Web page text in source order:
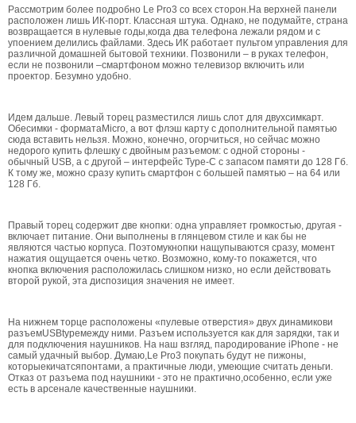
Рассмотрим более подробно Le Pro3 со всех сторон.На верхней панели
расположен лишь ИК-порт. Классная штука. Однако, не подумайте, страна
возвращается в нулевые годы,когда два телефона лежали рядом и с
упоением делились файлами. Здесь ИК работает пультом управления для
различной домашней бытовой техники. Позвонили – в руках телефон,
если не позвонили –смартфоном можно телевизор включить или
проектор. Безумно удобно.
Идем дальше. Левый торец разместился лишь слот для двухсимкарт.
Обесимки - форматаMicro, а вот флэш карту с дополнительной памятью
сюда вставить нельзя. Можно, конечно, огорчиться, но сейчас можно
недорого купить флешку с двойным разъемом: с одной стороны -
обычный USB, а с другой – интерфейс Type-C с запасом памяти до 128 Гб.
К тому же, можно сразу купить смартфон с большей памятью – на 64 или
128 Гб.
Правый торец содержит две кнопки: одна управляет громкостью, другая -
включает питание. Они выполнены в глянцевом стиле и как бы не
являются частью корпуса. Поэтомукнопки нащупываются сразу, момент
нажатия ощущается очень четко. Возможно, кому-то покажется, что
кнопка включения расположилась слишком низко, но если действовать
второй рукой, эта диспозиция значения не имеет.
На нижнем торце расположены «пулевые отверстия» двух динамикови
разъемUSBtypeмежду ними. Разъем используется как для зарядки, так и
для подключения наушников. На наш взгляд, пародирование iPhone - не
самый удачный выбор. Думаю,Le Pro3 покупать будут не пижоны,
которыекичатсяпонтами, а практичные люди, умеющие считать деньги.
Отказ от разъема под наушники - это не практично,особенно, если уже
есть в арсенале качественные наушники.